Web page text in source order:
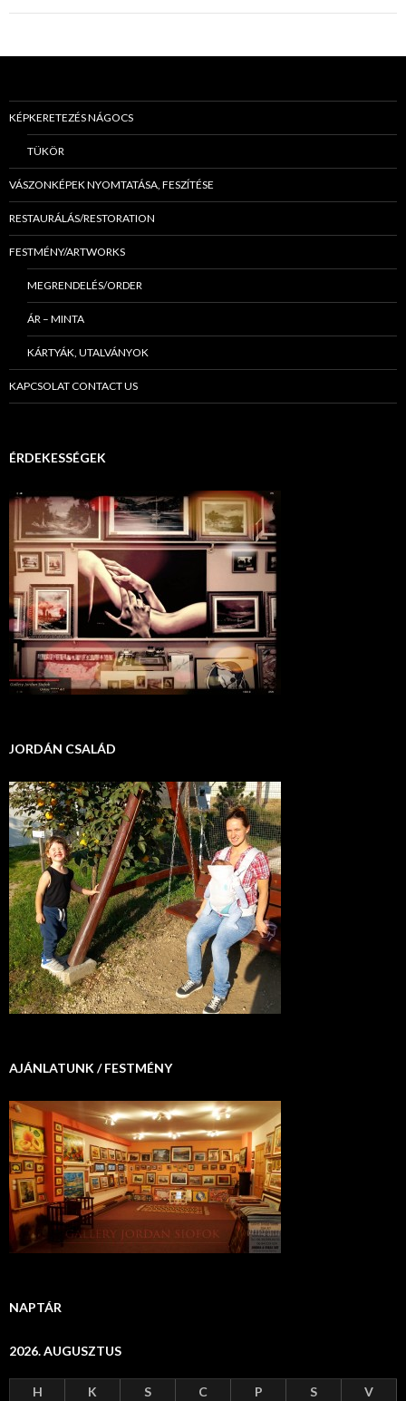
KÉPKERETEZÉS NÁGOCS
TÜKÖR
VÁSZONKÉPEK NYOMTATÁSA, FESZÍTÉSE
RESTAURÁLÁS/RESTORATION
FESTMÉNY/ARTWORKS
MEGRENDELÉS/ORDER
ÁR – MINTA
KÁRTYÁK, UTALVÁNYOK
KAPCSOLAT CONTACT US
ÉRDEKESSÉGEK
JORDÁN CSALÁD
AJÁNLATUNK / FESTMÉNY
NAPTÁR
2026. AUGUSZTUS
H K S C P S V